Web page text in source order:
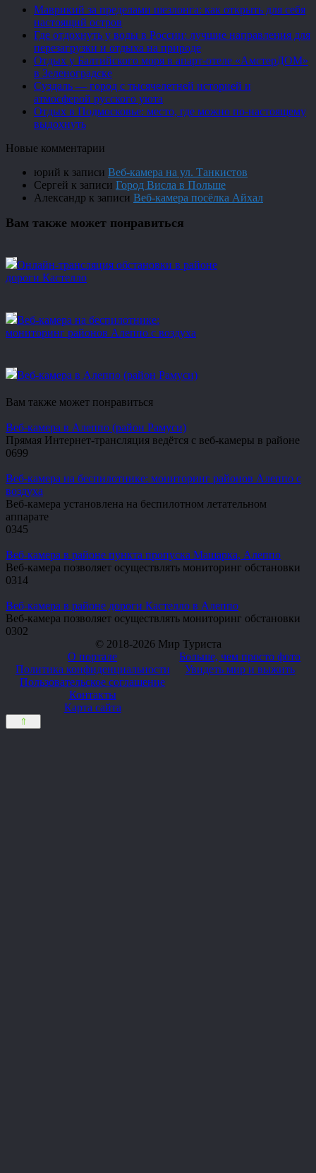
Маврикий за пределами шезлонга: как открыть для себя
настоящий остров
Где отдохнуть у воды в России: лучшие направления для
перезагрузки и отдыха на природе
Отдых у Балтийского моря в апарт-отеле «АмстерДОМ»
в Зеленоградске
Суздаль — город с тысячелетней историей и
атмосферой русского уюта
Отдых в Подмосковье: место, где можно по-настоящему
выдохнуть
Новые комментарии
юрий к записи Веб-камера на ул. Танкистов
Сергей к записи Город Висла в Польше
Александр к записи Веб-камера посёлка Айхал
Вам также может понравиться
Онлайн-трансляция обстановки в районе
дороги Кастелло
Веб-камера на беспилотнике:
мониторинг районов Алеппо с воздуха
Веб-камера в Алеппо (район Рамуси)
Вам также может понравиться
Веб-камера в Алеппо (район Рамуси)
Прямая Интернет-трансляция ведётся с веб-камеры в районе
0699
Веб-камера на беспилотнике: мониторинг районов Алеппо с
воздуха
Веб-камера установлена на беспилотном летательном
аппарате
0345
Веб-камера в районе пункта пропуска Машарка, Алеппо
Веб-камера позволяет осуществлять мониторинг обстановки
0314
Веб-камера в районе дороги Кастелло в Алеппо
Веб-камера позволяет осуществлять мониторинг обстановки
0302
© 2018-2026 Мир Туриста
О портале
Политика конфиденциальности
Пользовательское соглашение
Контакты
Карта сайта
Больше, чем просто фото
Увидеть мир и выжить